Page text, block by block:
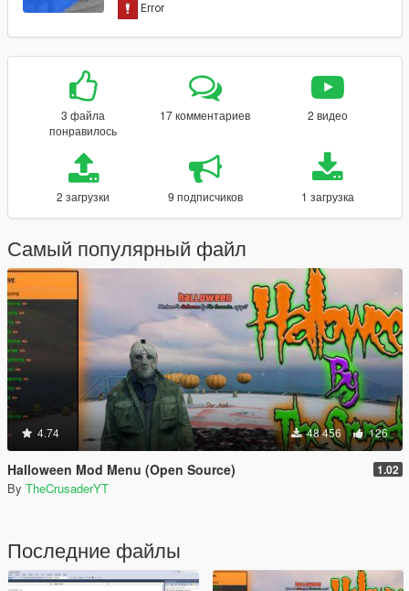
3 файла
понравилось
17 комментариев 2 видео
2 загрузки 9 подписчиков 1 загрузка
Самый популярный файл
4.74 48 456 126
Halloween Mod Menu (Open Source) 1.02
By TheCrusaderYT
Последние файлы